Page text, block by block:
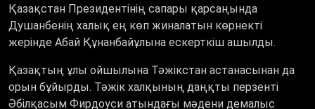
Қазақстан Президентінің сапары қарсаңында
Душанбенің халық ең көп жиналатын көрнекті
жерінде Абай Құнанбайұлына ескерткіш ашылды.
Қазақтың ұлы ойшылына Тәжікстан астанасынан да
орын бұйырды. Тәжік халқының даңқты перзенті
Әбілқасым Фирдоуси атындағы мәдени демалыс